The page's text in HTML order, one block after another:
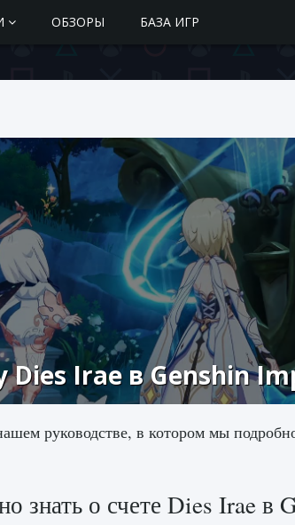
ОБЗОРЫ БАЗА ИГР
Dies Irae в Genshin
руководстве, в котором мы
знать о счете Dies Irae в